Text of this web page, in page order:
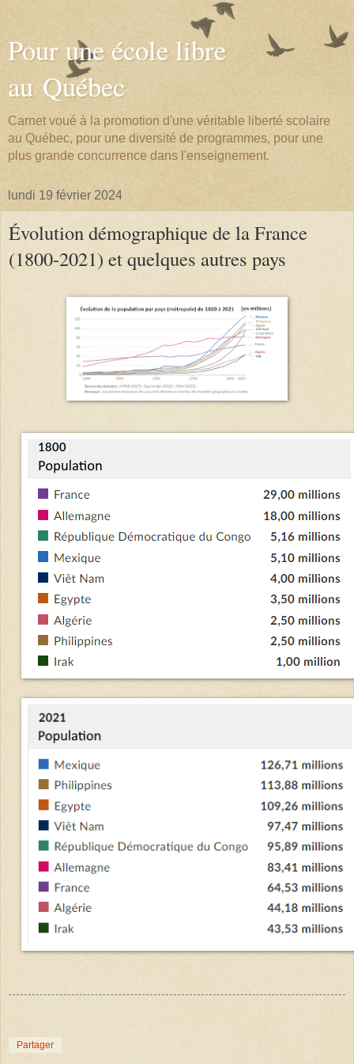
Pour une école libre
au Québec
Carnet voué à la promotion d'une véritable liberté scolaire
au Québec, pour une diversité de programmes, pour une
plus grande concurrence dans l'enseignement.
lundi 19 février 2024
Évolution démographique de la France
(1800-2021) et quelques autres pays
Partager